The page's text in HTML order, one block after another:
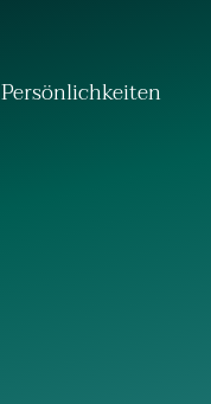
Persönlichkeiten